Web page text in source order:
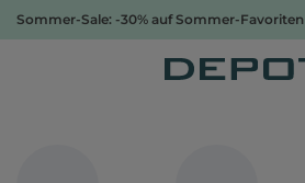
Sommer-Sale: -30% auf Sommer-Favoriten